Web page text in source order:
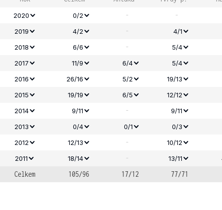
2020 0/2 - -
2019 4/2 -
4/1
2018
6/6 -
5/4
2017
11/9 6/4
5/4
2016
26/16 5/2
19/13
2015
19/19 6/5
12/12
2014
9/11 -
9/11
2013
0/4 0/1
0/3
2012
12/13 -
10/12
2011
18/14 - 13/11
Celkem 105/96 17/12 77/71